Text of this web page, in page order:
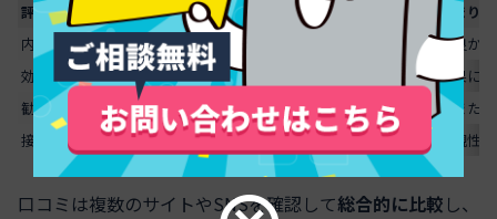
評価項目 良質な口コミの例
あまり
内容の具体性 施術の流れやスタッフの説明が細かい
「良か
効果の実感度 施術後にどれくらいサイズダウンを実感したか
効果に
勧誘の有無
勧誘の内容や断り方まで記載している
「また
接客態度
スタッフが親切か、無理な勧誘はなかったかなど 客観性
スクロールできます
口コミは複数のサイトやSNSを確認して総合的に比較 し、